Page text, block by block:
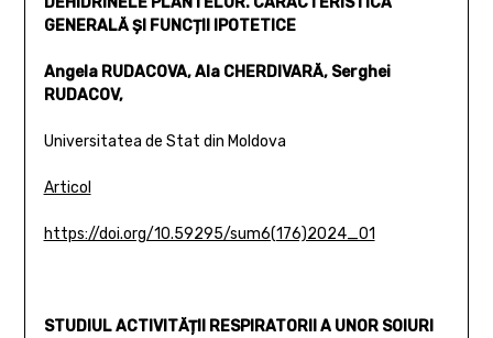
GENERALĂ ȘI FUNCȚII IPOTETICE
Angela RUDACOVA, Ala CHERDIVARĂ, Serghei
RUDACOV,
Universitatea de Stat din Moldova
Articol
https://doi.org/10.59295/sum6(176)2024_01
STUDIUL ACTIVITĂȚII RESPIRATORII A UNOR SOIURI